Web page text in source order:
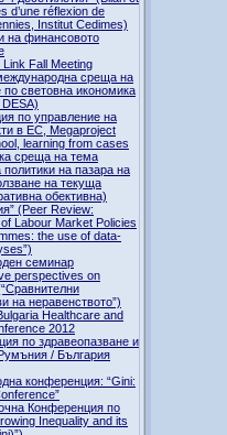
d’une réflexion de
Institut Cedimes)
на финансовото
Fall Meeting
среща на
по световна икономика
по управление на
в ЕС, Megaproject
learning from cases
среща на тема
политики на пазара на
на текуща
обективна)
Labour Market Policies
the use of data-
семинар
perspectives on
на неравенството”)
Healthcare and
2012
и
/ България
конференция: “Gini:
Конференция по
Inequality and its